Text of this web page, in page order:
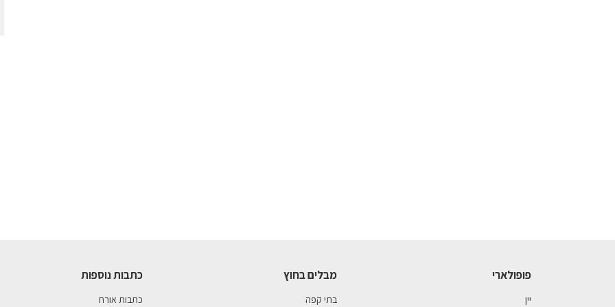
פופולארי
יין
מבלים בחוץ
בתי קפה
כתבות נוספות
כתבות אורח